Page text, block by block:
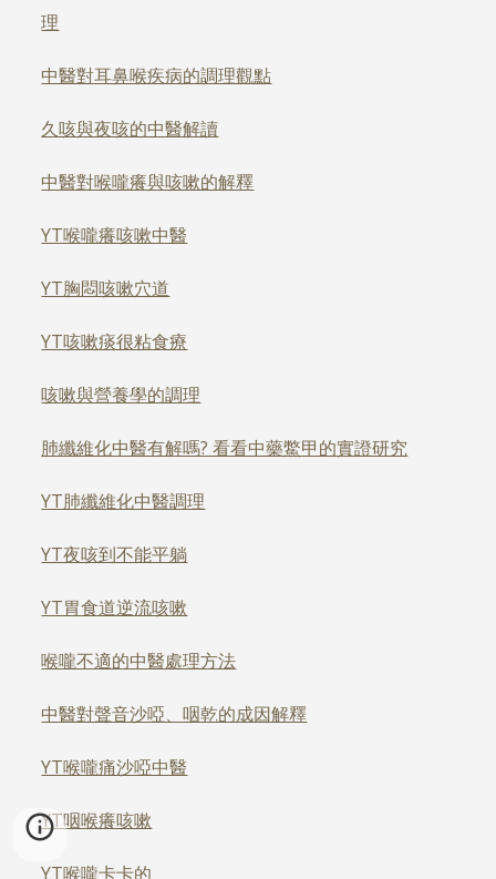
理
中醫對耳鼻喉疾病的調理觀點
久咳與夜咳的中醫解讀
中醫對喉嚨癢與咳嗽的解釋
YT喉嚨癢咳嗽中醫
YT胸悶咳嗽穴道
YT咳嗽痰很粘食療
咳嗽與營養學的調理
肺纖維化中醫有解嗎? 看看中藥鱉甲的實證研究
YT肺纖維化中醫調理
YT夜咳到不能平躺
YT胃食道逆流咳嗽
喉嚨不適的中醫處理方法
中醫對聲音沙啞、咽乾的成因解釋
YT喉嚨痛沙啞中醫
YT咽喉癢咳嗽
YT喉嚨卡卡的